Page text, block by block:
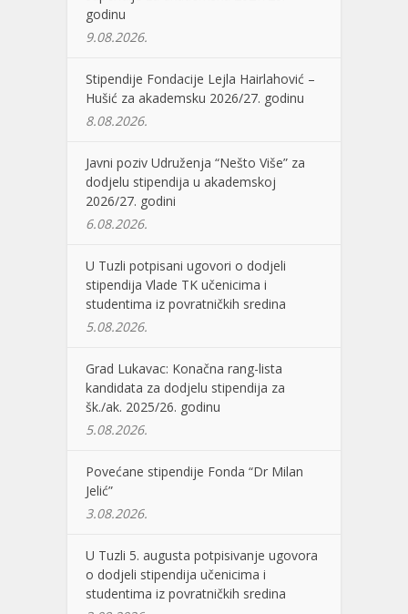
godinu
9.08.2026.
Stipendije Fondacije Lejla Hairlahović –
Hušić za akademsku 2026/27. godinu
8.08.2026.
Javni poziv Udruženja “Nešto Više” za
dodjelu stipendija u akademskoj
2026/27. godini
6.08.2026.
U Tuzli potpisani ugovori o dodjeli
stipendija Vlade TK učenicima i
studentima iz povratničkih sredina
5.08.2026.
Grad Lukavac: Konačna rang-lista
kandidata za dodjelu stipendija za
šk./ak. 2025/26. godinu
5.08.2026.
Povećane stipendije Fonda “Dr Milan
Jelić”
3.08.2026.
U Tuzli 5. augusta potpisivanje ugovora
o dodjeli stipendija učenicima i
studentima iz povratničkih sredina